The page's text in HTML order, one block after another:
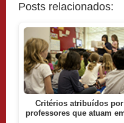
Posts relacionados:
Critérios atribuídos por
professores que atuam